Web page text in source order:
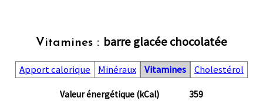
Vitamines : barre glacée chocolatée
Apport calorique Minéraux Vitamines Cholestérol
Valeur énergétique (kCal) 359